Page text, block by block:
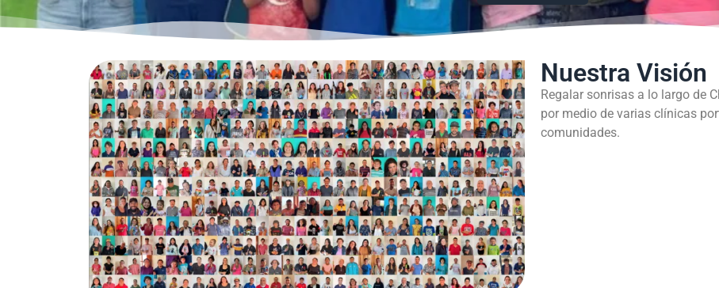
Nuestra Visión
Regalar sonrisas a lo largo de
por medio de varias clínicas
comunidades.